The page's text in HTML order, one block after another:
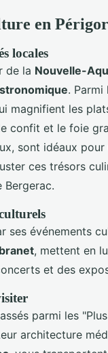
en
locales
de la Nouvelle-
.
magnifient les
confit et le foie
sont idéaux
ces trésors
Bergerac.
ses événements
, mettent en
et des
parmi les
architecture